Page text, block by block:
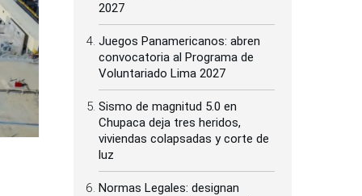
2027
Juegos Panamericanos: abren
convocatoria al Programa de
Voluntariado Lima 2027
Sismo de magnitud 5.0 en
Chupaca deja tres heridos,
viviendas colapsadas y corte de
luz
Normas Legales: designan